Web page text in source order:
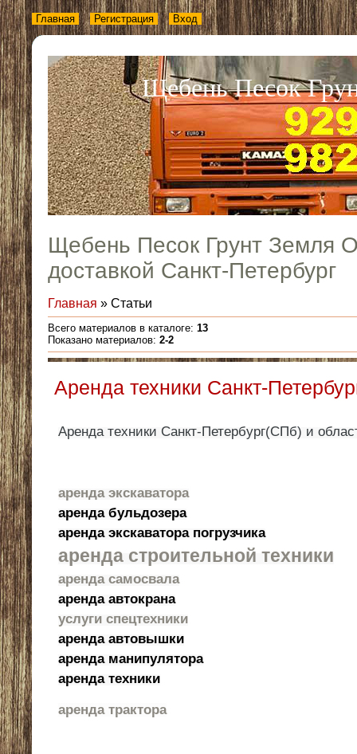
Щебень Песок
Главная Регистрация Вход
Щебень Песок Грунт Земля
доставкой Санкт-Петербург
Главная » Статьи
Всего материалов в каталоге: 13
Показано материалов: 2-2
Аренда техники Санкт-
Аренда техники Санкт-Петербург(СПб) и
аренда экскаватора
аренда бульдозера
аренда экскаватора погрузчика
аренда строительной техники
аренда самосвала
аренда автокрана
услуги спецтехники
аренда автовышки
аренда манипулятора
аренда техники
аренда трактора